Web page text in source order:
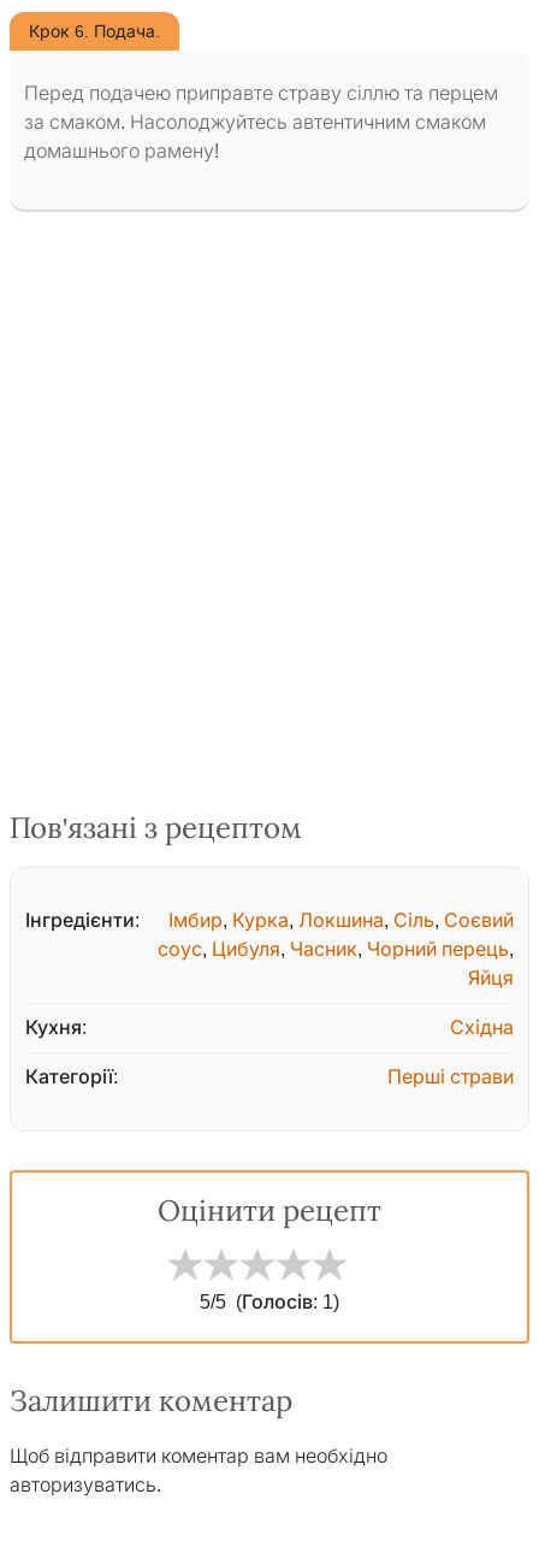
Крок 6. Подача.
Перед подачею приправте страву сіллю та перцем
за смаком. Насолоджуйтесь автентичним смаком
домашнього рамену!
Пов'язані з рецептом
Інгредієнти: Імбир, Курка, Локшина, Сіль, Соєвий
соус, Цибуля, Часник, Чорний перець,
Яйця
Кухня: Східна
Категорії: Перші страви
Оцінити рецепт
5/5 (Голосів: 1)
Залишити коментар
Щоб відправити коментар вам необхідно
авторизуватись.